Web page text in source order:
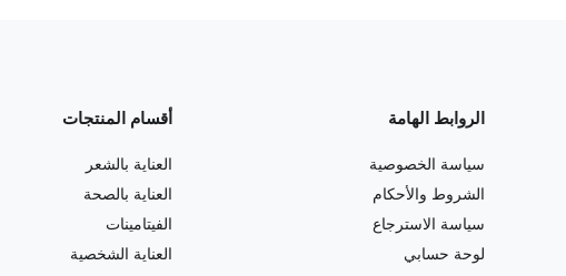
الروابط الهامة
سياسة الخصوصية
الشروط والأحكام
سياسة الاسترجاع
لوحة حسابي
أقسام المنتجات
العناية بالشعر
العناية بالصحة
الفيتامينات
العناية الشخصية